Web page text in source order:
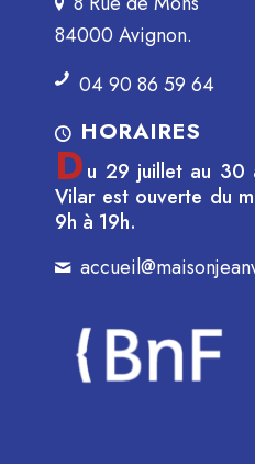
84000 Avignon.
04 90 86 59 64
HORAIRES
Du 29 juillet au 30
Vilar est ouverte du
9h à 19h.